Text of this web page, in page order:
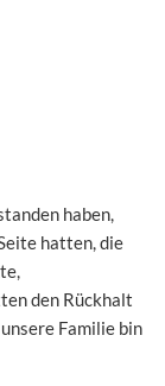
haben,
hatten, die
den Rückhalt
Familie bin